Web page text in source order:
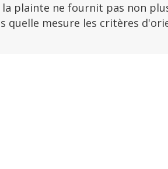
plainte ne fournit pas non
quelle mesure les critères